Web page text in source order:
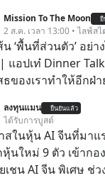
Mission To The Moon
2 ส.ค. เวลา 13:00 • ไลฟ์ส
น ‘พื้นที่ส่วนตัว’ อย่
แอปเท๋ Dinner
ธของเราทำให้อีกฝ่
ยปฏิเสธใครอย่างนี้ม
ขอบเขต’ เพื่อตัวเอ
วในความสัมพันธ์เสียอย่าง
ท๋ Dinner Talk ในวั
ลงทุนแมน ยืนยันแล้ว
ได้รับการบูสต์
สในหุ้น AI จีนที่มาแ
หุ้นใหม่ 9 ตัว เข้าก
AI จีน พิเศษ ช่วง 3 - 19 ส.ค. 69